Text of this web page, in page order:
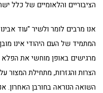
הציבוריים והלאומיים של כלל
אנו מרבים לומר ולשיר "עוד
המתמיד של העם היהודי אינו
מרגישים באופן מוחשי את
הצרות והגזרות, מתחילת המצור
השואה הנוראה בחורבן האחרון.